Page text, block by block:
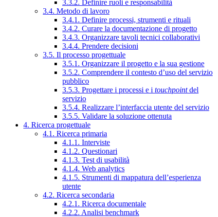
3.3.2. Definire ruoli e responsabilità
3.4. Metodo di lavoro
3.4.1. Definire processi, strumenti e rituali
3.4.2. Curare la documentazione di progetto
3.4.3. Organizzare tavoli tecnici collaborativi
3.4.4. Prendere decisioni
3.5. Il processo progettuale
3.5.1. Organizzare il progetto e la sua gestione
3.5.2. Comprendere il contesto d’uso del servizio
pubblico
3.5.3. Progettare i processi e i touchpointdel
servizio
3.5.4. Realizzare l’interfaccia utente del servizio
3.5.5. Validare la soluzione ottenuta
4. Ricerca progettuale
4.1. Ricerca primaria
4.1.1. Interviste
4.1.2. Questionari
4.1.3. Test di usabilità
4.1.4. Web analytics
4.1.5. Strumenti di mappatura dell’esperienza
utente
4.2. Ricerca secondaria
4.2.1. Ricerca documentale
4.2.2. Analisi benchmark